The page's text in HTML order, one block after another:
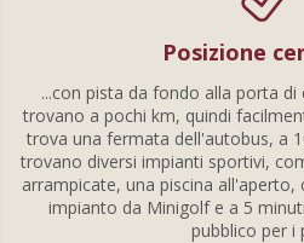
Posizione
...con pista da fondo alla porta di
trovano a pochi km, quindi
trova una fermata dell'autobus, a
trovano diversi impianti sportivi,
arrampicate, una piscina
impianto da Minigolf e a 5
pubblico per i